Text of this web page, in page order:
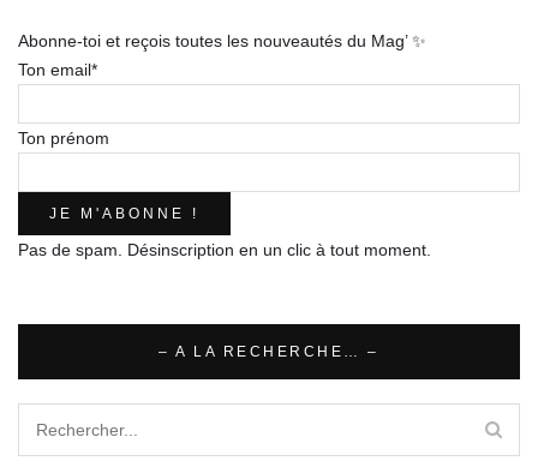
Abonne-toi et reçois toutes les nouveautés du Mag’ ✨
Ton email*
Ton prénom
Pas de spam. Désinscription en un clic à tout moment.
– A LA RECHERCHE… –